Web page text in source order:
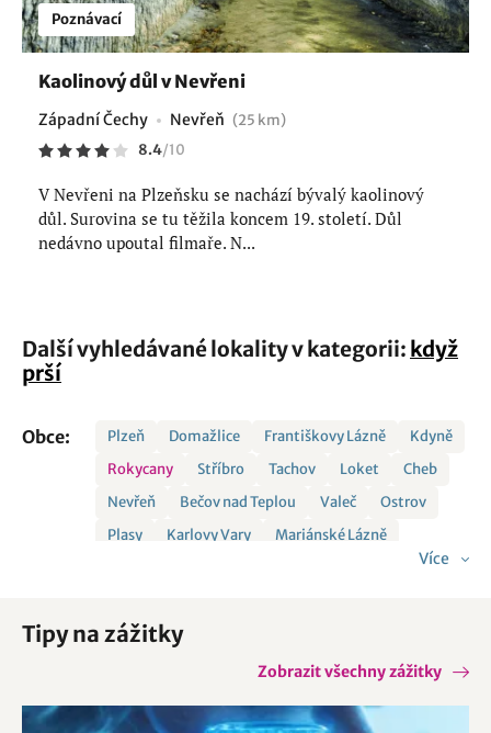
Poznávací
Kaolinový důl v Nevřeni
Západní Čechy Nevřeň (25 km)
8.4/10
V Nevřeni na Plzeňsku se nachází bývalý kaolinový
důl. Surovina se tu těžila koncem 19. století. Důl
nedávno upoutal filmaře. N...
Další vyhledávané lokality v kategorii: když
prší
Obce: Plzeň Domažlice Františkovy Lázně
Kdyně
Rokycany
Stříbro Tachov Loket
Cheb
Nevřeň
Bečov nad Teplou Valeč
Ostrov
Plasy
Karlovy Vary
Mariánské Lázně
Dobřany
Koloveč
Rovná
Rozvadov
Více
Tipy na zážitky
Zobrazit všechny zážitky